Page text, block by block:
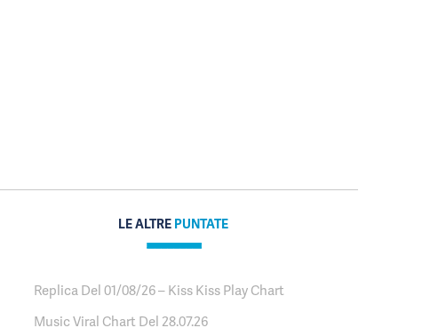
LE ALTRE PUNTATE
Replica Del 01/08/26 – Kiss Kiss Play Chart
Music Viral Chart Del 28.07.26